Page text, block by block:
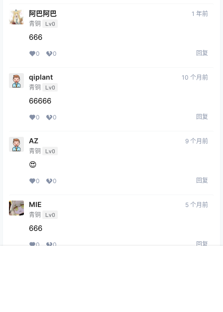
阿巴阿巴
青铜 Lv0
1 年前
666
0 0 回复
qiplant
青铜 Lv0
10 个月前
66666
0 0 回复
AZ
青铜 Lv0
9 个月前
😍
0 0 回复
MIE
青铜 Lv0
5 个月前
666
0 0 回复